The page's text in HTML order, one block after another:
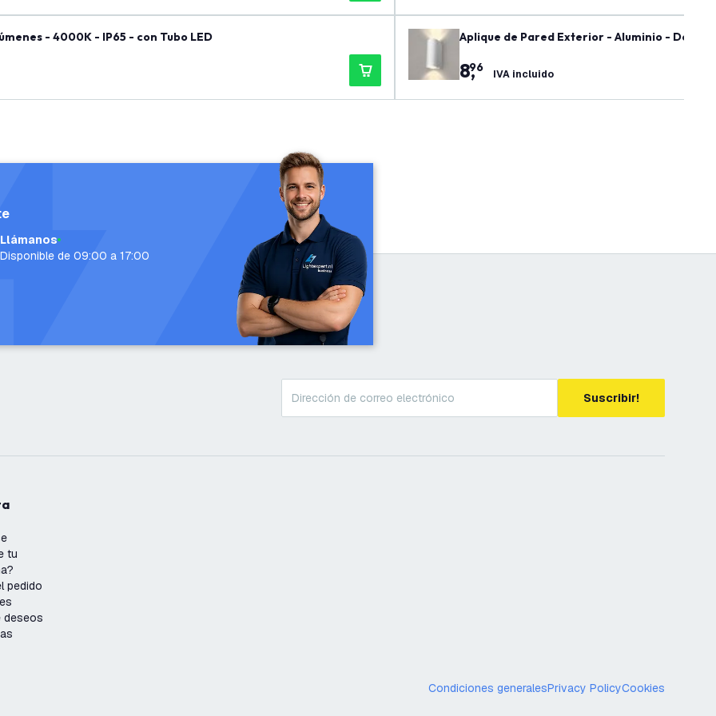
- 4000K - IP65 - con Tubo LED Aplique de Pared Exterior - Aluminio - Doble
8,
96 IVA incluido
Llámanos
Disponible de 09:00 a 17:00
Suscribir!
tu
pedido
deseos
Condiciones generalesPrivacy PolicyCookies